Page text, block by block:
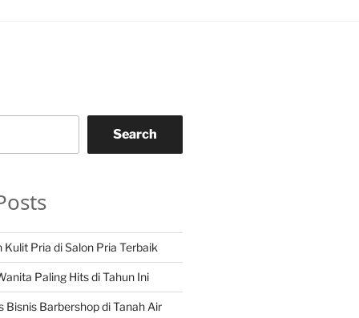
Search
Pria di Salon Pria Terbaik
Paling Hits di Tahun Ini
Bisnis Barbershop di Tanah Air